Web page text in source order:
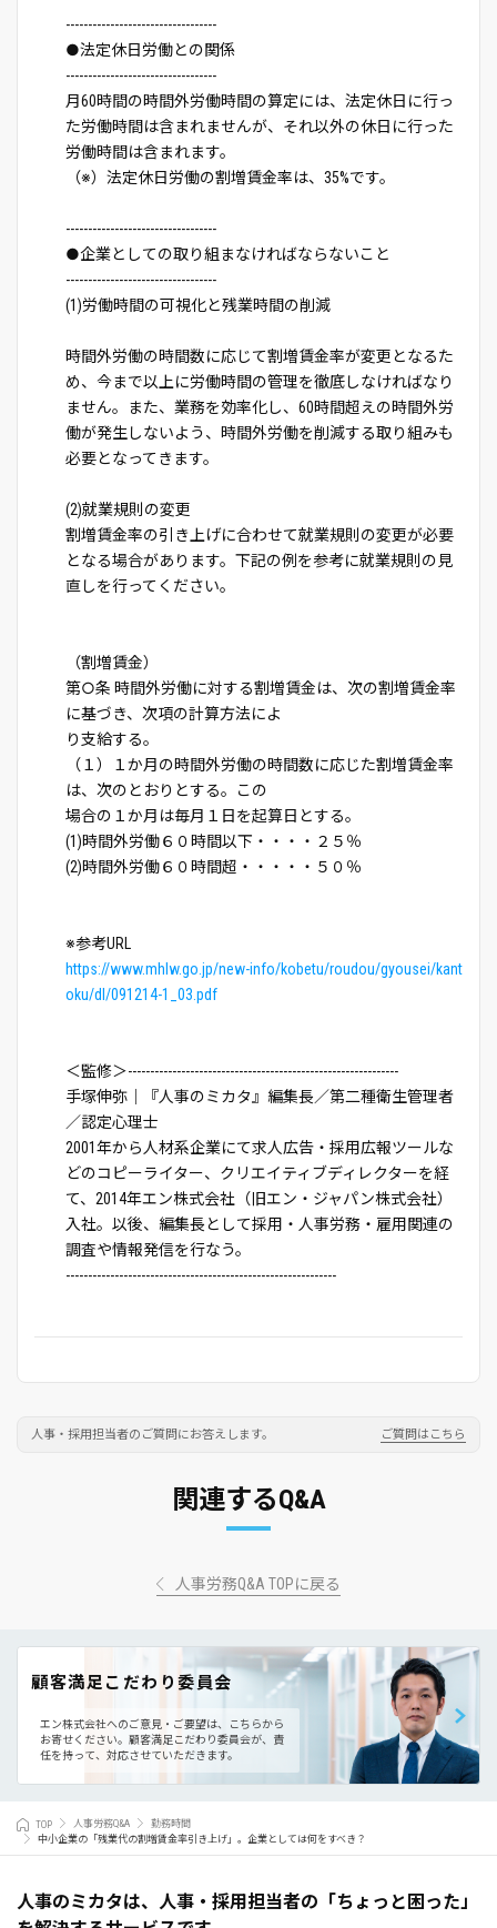
----------------------------------
●法定休日労働との関係
----------------------------------
月60時間の時間外労働時間の算定には、法定休日に行っ
た労働時間は含まれませんが、それ以外の休日に行った
労働時間は含まれます。
（※）法定休日労働の割増賃金率は、35%です。
----------------------------------
●企業としての取り組まなければならないこと
----------------------------------
(1)労働時間の可視化と残業時間の削減
時間外労働の時間数に応じて割増賃金率が変更となるた
め、今まで以上に労働時間の管理を徹底しなければなり
ません。また、業務を効率化し、60時間超えの時間外労
働が発生しないよう、時間外労働を削減する取り組みも
必要となってきます。
(2)就業規則の変更
割増賃金率の引き上げに合わせて就業規則の変更が必要
となる場合があります。下記の例を参考に就業規則の見
直しを行ってください。
（割増賃金）
第○条 時間外労働に対する割増賃金は、次の割増賃金率
に基づき、次項の計算方法によ
り支給する。
（１）１か月の時間外労働の時間数に応じた割増賃金率
は、次のとおりとする。この
場合の１か月は毎月１日を起算日とする。
(1)時間外労働６０時間以下・・・・２５％
(2)時間外労働６０時間超・・・・・５０％
※参考URL
https://www.mhlw.go.jp/new-info/kobetu/roudou/gyousei/kant
oku/dl/091214-1_03.pdf
＜監修＞-------------------------------------------------------------
手塚伸弥｜『人事のミカタ』編集長／第二種衛生管理者
／認定心理士
2001年から人材系企業にて求人広告・採用広報ツールな
どのコピーライター、クリエイティブディレクターを経
て、2014年エン株式会社（旧エン・ジャパン株式会社）
入社。以後、編集長として採用・人事労務・雇用関連の
調査や情報発信を行なう。
-------------------------------------------------------------
人事・採用担当者のご質問にお答えします。 ご質問はこちら
関連するQ&A
人事労務Q&A TOPに戻る
顧客満足こだわり委員会
エン株式会社へのご意見・ご要望は、こちらから
お寄せください。 顧客満足こだわり委員会が、責
任を持って、対応させていただきます。
TOP 人事労務Q&A
勤務時間
中小企業の「残業代の割増賃金率引き上げ」。企業としては何をすべき？
人事のミカタは、人事・採用担当者の「ちょっと困った」